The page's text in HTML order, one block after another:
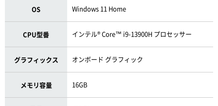
OS Windows 11 Home
CPU型番 インテル® Core™ i9-13900H プロセッサー
グラフィックス オンボード グラフィック
メモリ容量 16GB